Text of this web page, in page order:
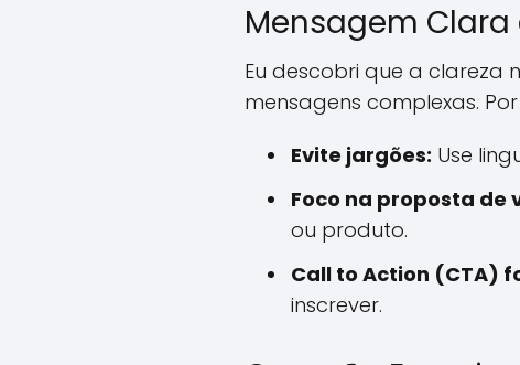
Mensagem Clara
Eu descobri que a
mensagens complexas. Por
Evite jargões: Use
Foco na proposta de
ou produto.
Call to Action (CTA)
inscrever.